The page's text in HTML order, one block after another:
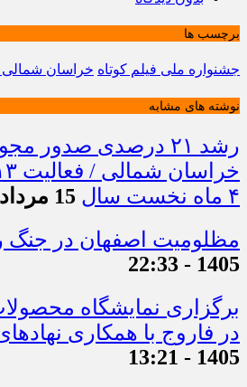
برچسب ها
جشنواره ملی فیلم کوتاه خراسان شمالی
نوشته های مشابه
رشد ۲۱ درصدی صدور
۴ ماه نخست سال
15 مرداد 1405 - 0:03
مظلومیت اصفهان در جنگ
1405 - 22:33
برگزاری نمایشگاه
در فاروج با همکاری
1405 - 13:21